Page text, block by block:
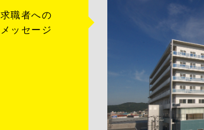
求職者への
メッセージ